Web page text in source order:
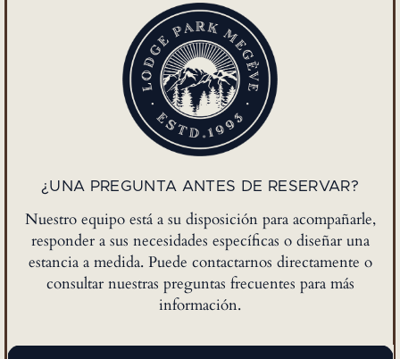
¿UNA PREGUNTA ANTES DE RESERVAR?
Nuestro equipo está a su disposición para acompañarle,
responder a sus necesidades específicas o diseñar una
estancia a medida. Puede contactarnos directamente o
consultar nuestras preguntas frecuentes para más
información.